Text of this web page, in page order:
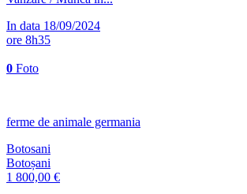
In data 18/09/2024
ore 8h35
0 Foto
ferme de animale germania
Botosani
Botoșani
1 800,00 €